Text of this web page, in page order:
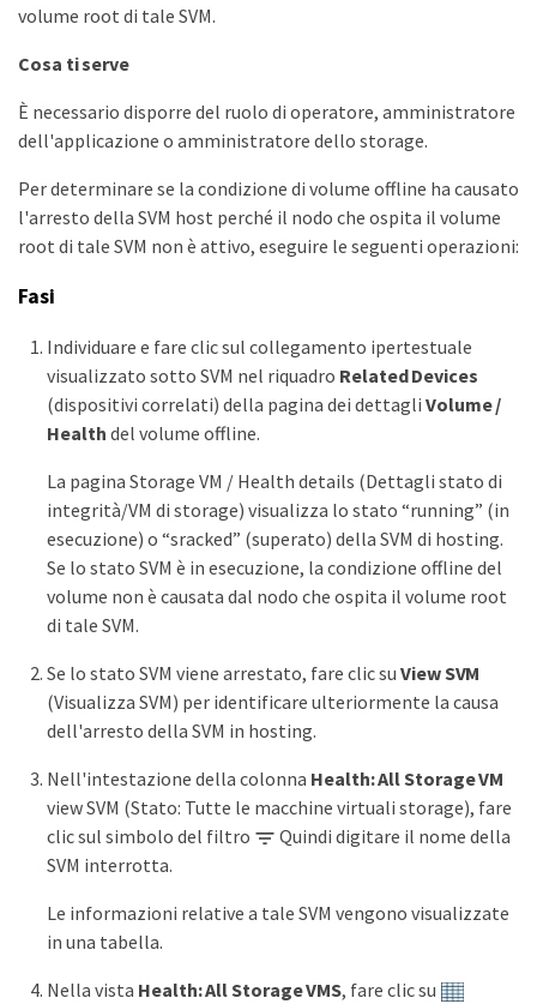
volume root di tale SVM.
Cosa ti serve
È necessario disporre del ruolo di operatore, amministratore
dell'applicazione o amministratore dello storage.
Per determinare se la condizione di volume offline ha causato
l'arresto della SVM host perché il nodo che ospita il volume
root di tale SVM non è attivo, eseguire le seguenti operazioni:
Fasi
Individuare e fare clic sul collegamento ipertestuale
visualizzato sotto SVM nel riquadro Related Devices
(dispositivi correlati) della pagina dei dettagli Volume /
Health del volume offline.
La pagina Storage VM / Health details (Dettagli stato di
integrità/VM di storage) visualizza lo stato “running” (in
esecuzione) o “sracked” (superato) della SVM di hosting.
Se lo stato SVM è in esecuzione, la condizione offline del
volume non è causata dal nodo che ospita il volume root
di tale SVM.
Se lo stato SVM viene arrestato, fare clic su View SVM
(Visualizza SVM) per identificare ulteriormente la causa
dell'arresto della SVM in hosting.
Nell'intestazione della colonna Health: All Storage VM
view SVM (Stato: Tutte le macchine virtuali storage), fare
clic sul simbolo del filtro
Quindi digitare il nome della
SVM interrotta.
Le informazioni relative a tale SVM vengono visualizzate
in una tabella.
Nella vista Health: All Storage VMS, fare clic su